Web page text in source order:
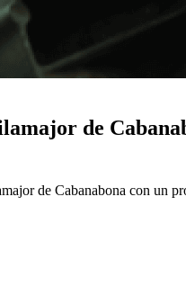
de
de Cabanabona con un